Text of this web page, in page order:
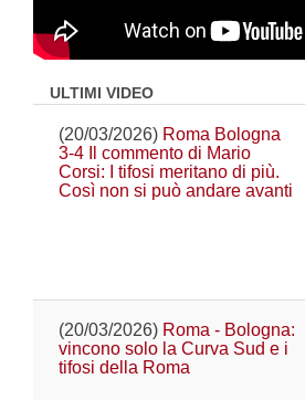
ULTIMI VIDEO
(20/03/2026) Roma Bologna
3-4 Il commento di Mario
Corsi: I tifosi meritano di più.
Così non si può andare avanti
(20/03/2026) Roma - Bologna:
vincono solo la Curva Sud e i
tifosi della Roma